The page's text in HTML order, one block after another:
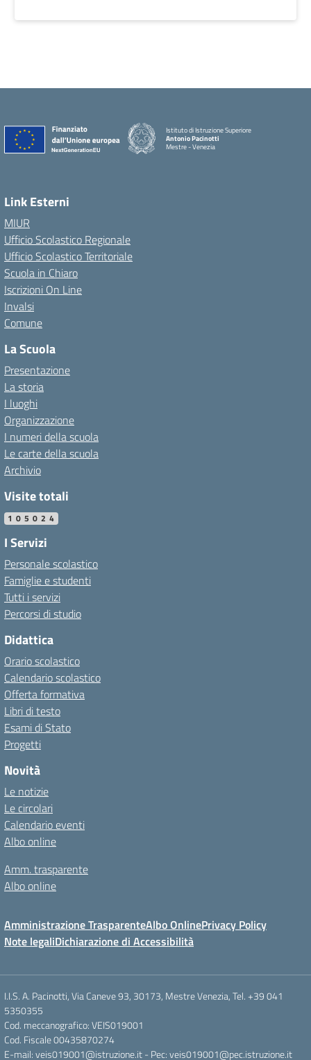
Istituto di Istruzione Superiore
Antonio Pacinotti
Mestre - Venezia
Link Esterni
MIUR
Ufficio Scolastico Regionale
Ufficio Scolastico Territoriale
Scuola in Chiaro
Iscrizioni On Line
Invalsi
Comune
La Scuola
Presentazione
La storia
I luoghi
Organizzazione
I numeri della scuola
Le carte della scuola
Archivio
Visite totali
105024
I Servizi
Personale scolastico
Famiglie e studenti
Tutti i servizi
Percorsi di studio
Didattica
Orario scolastico
Calendario scolastico
Offerta formativa
Libri di testo
Esami di Stato
Progetti
Novità
Le notizie
Le circolari
Calendario eventi
Albo online
Amm. trasparente
Albo online
Amministrazione TrasparenteAlbo OnlinePrivacy Policy
Note legaliDichiarazione di Accessibilità
I.I.S. A. Pacinotti, Via Caneve 93, 30173, Mestre Venezia, Tel. +39 041
5350355
Cod. meccanografico: VEIS019001
Cod. Fiscale 00435870274
E-mail: veis019001@istruzione.it - Pec: veis019001@pec.istruzione.it